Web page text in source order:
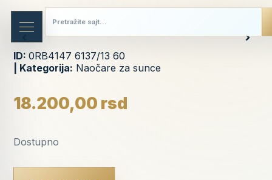
ID: 0RB4147 6137/13 60
| Kategorija: Naočare za sunce
18.200,00 rsd
Dostupno